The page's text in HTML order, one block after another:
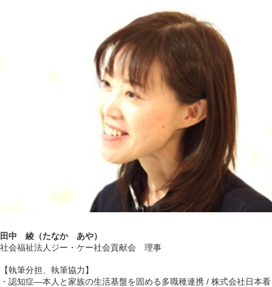
田中 綾（たなか あや）
社会福祉法人ジー・ケー社会貢献会 理事
【執筆分担、執筆協力】
・認知症―本人と家族の生活基盤を固める多職種連携 / 株式会社日本看